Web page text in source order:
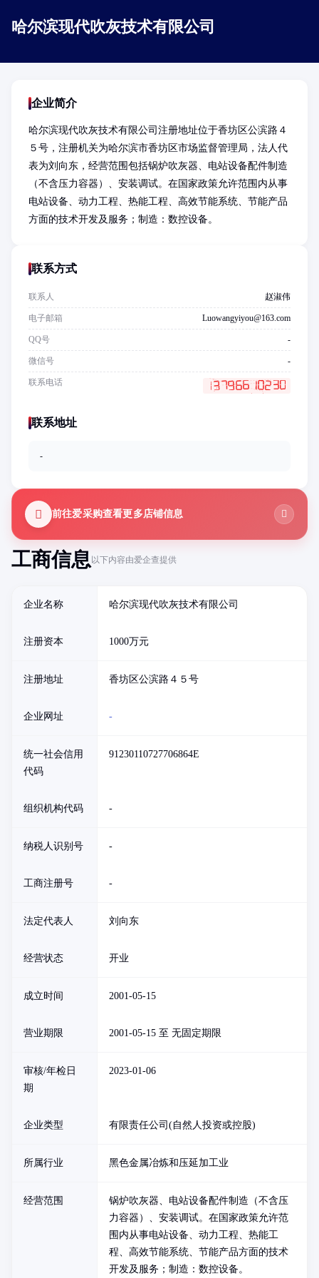
哈尔滨现代吹灰技术有限公司
工商信息以下内容由爱企查提供
企业名称 哈尔滨现代吹灰技术有限公司
注册资本 1000万元
注册地址 香坊区公滨路４５号
企业网址 -
统一社会信用
代码
91230110727706864E
组织机构代码 -
纳税人识别号 -
工商注册号 -
法定代表人 刘向东
经营状态 开业
成立时间 2001-05-15
营业期限 2001-05-15 至 无固定期限
审核/年检日
期
2023-01-06
企业类型 有限责任公司(自然人投资或控股)
所属行业 黑色金属冶炼和压延加工业
经营范围
锅炉吹灰器、电站设备配件制造（不含压
力容器）、安装调试。在国家政策允许范
围内从事电站设备、动力工程、热能工
程、高效节能系统、节能产品方面的技术
开发及服务；制造：数控设备。
企业简介
哈尔滨现代吹灰技术有限公司注册地址位于香坊区公滨路４
５号，注册机关为哈尔滨市香坊区市场监督管理局，法人代
表为刘向东，经营范围包括锅炉吹灰器、电站设备配件制造
（不含压力容器）、安装调试。在国家政策允许范围内从事
电站设备、动力工程、热能工程、高效节能系统、节能产品
方面的技术开发及服务；制造：数控设备。
联系方式
联系人 赵淑伟
电子邮箱 Luowangyiyou@163.com
QQ号 -
微信号 -
联系电话
联系地址
-
前往爱采购查看更多店铺信息